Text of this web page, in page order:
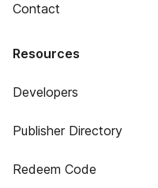
Contact
Resources
Developers
Publisher Directory
Redeem Code